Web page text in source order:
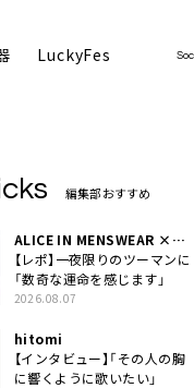
LuckyFes
編集部おすすめ
ALICE IN MENSWEAR ×
MASCHERA
【レポ】一夜限りのツーマンに
「数奇な運命を感じます」
2026.08.07
hitomi
【インタビュー】「その人の胸
に響くように歌いたい」